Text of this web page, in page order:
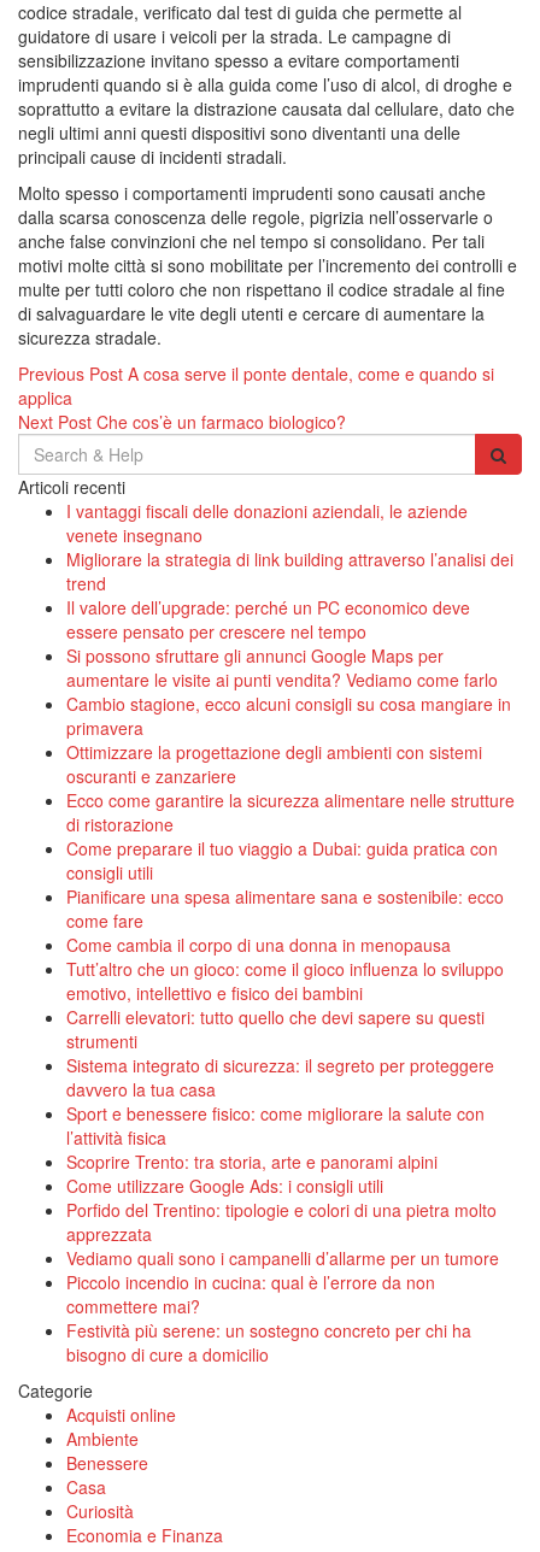
codice stradale, verificato dal test di guida che permette al
guidatore di usare i veicoli per la strada. Le campagne di
sensibilizzazione invitano spesso a evitare comportamenti
imprudenti quando si è alla guida come l’uso di alcol, di droghe e
soprattutto a evitare la distrazione causata dal cellulare, dato che
negli ultimi anni questi dispositivi sono diventanti una delle
principali cause di incidenti stradali.
Molto spesso i comportamenti imprudenti sono causati anche
dalla scarsa conoscenza delle regole, pigrizia nell’osservarle o
anche false convinzioni che nel tempo si consolidano. Per tali
motivi molte città si sono mobilitate per l’incremento dei controlli e
multe per tutti coloro che non rispettano il codice stradale al fine
di salvaguardare le vite degli utenti e cercare di aumentare la
sicurezza stradale.
Navigazione
articoli
Previous Post A cosa serve il ponte dentale, come e quando si
applica
Next Post Che cos’è un farmaco biologico?
Search
for:
Articoli recenti
I vantaggi fiscali delle donazioni aziendali, le aziende
venete insegnano
Migliorare la strategia di link building attraverso l’analisi dei
trend
Il valore dell’upgrade: perché un PC economico deve
essere pensato per crescere nel tempo
Si possono sfruttare gli annunci Google Maps per
aumentare le visite ai punti vendita? Vediamo come farlo
Cambio stagione, ecco alcuni consigli su cosa mangiare in
primavera
Ottimizzare la progettazione degli ambienti con sistemi
oscuranti e zanzariere
Ecco come garantire la sicurezza alimentare nelle strutture
di ristorazione
Come preparare il tuo viaggio a Dubai: guida pratica con
consigli utili
Pianificare una spesa alimentare sana e sostenibile: ecco
come fare
Come cambia il corpo di una donna in menopausa
Tutt’altro che un gioco: come il gioco influenza lo sviluppo
emotivo, intellettivo e fisico dei bambini
Carrelli elevatori: tutto quello che devi sapere su questi
strumenti
Sistema integrato di sicurezza: il segreto per proteggere
davvero la tua casa
Sport e benessere fisico: come migliorare la salute con
l’attività fisica
Scoprire Trento: tra storia, arte e panorami alpini
Come utilizzare Google Ads: i consigli utili
Porfido del Trentino: tipologie e colori di una pietra molto
apprezzata
Vediamo quali sono i campanelli d’allarme per un tumore
Piccolo incendio in cucina: qual è l’errore da non
commettere mai?
Festività più serene: un sostegno concreto per chi ha
bisogno di cure a domicilio
Categorie
Acquisti online
Ambiente
Benessere
Casa
Curiosità
Economia e Finanza